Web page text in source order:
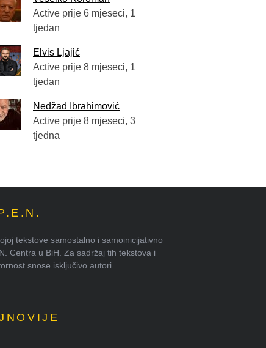
Active prije 6 mjeseci, 1
tjedan
Elvis Ljajić
Active prije 8 mjeseci, 1
tjedan
Nedžad Ibrahimović
Active prije 8 mjeseci, 3
tjedna
tekstove samostalno i samoinicijativno
Centra u BiH. Za sadržaj tih tekstova i
snose isključivo autori.